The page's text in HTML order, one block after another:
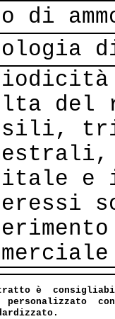
di
del
e
è
personalizzato